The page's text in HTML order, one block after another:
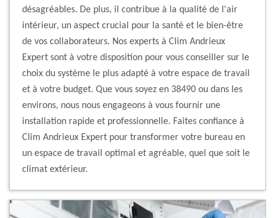
désagréables. De plus, il contribue à la qualité de l'air
intérieur, un aspect crucial pour la santé et le bien-être
de vos collaborateurs. Nos experts à Clim Andrieux
Expert sont à votre disposition pour vous conseiller sur le
choix du système le plus adapté à votre espace de travail
et à votre budget. Que vous soyez en 38490 ou dans les
environs, nous nous engageons à vous fournir une
installation rapide et professionnelle. Faites confiance à
Clim Andrieux Expert pour transformer votre bureau en
un espace de travail optimal et agréable, quel que soit le
climat extérieur.